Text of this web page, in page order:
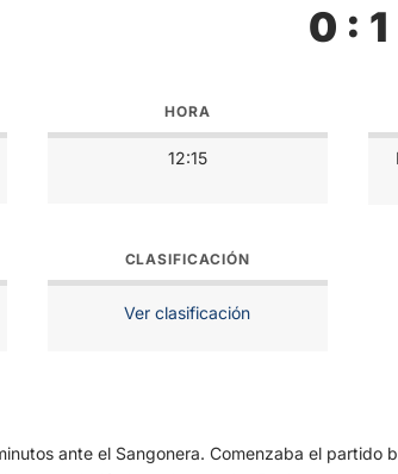
0 : 1
HORA
12:15
CLASIFICACIÓN
Ver clasificación
ante el Sangonera. Comenzaba el